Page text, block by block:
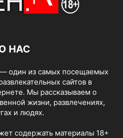
НАС
один из самых посещаемых
сайтов в
Мы рассказываем о
жизни, развлечениях,
и людях.
содержать материалы 18+